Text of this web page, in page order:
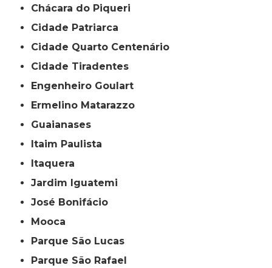
Chácara do Piqueri
Cidade Patriarca
Cidade Quarto Centenário
Cidade Tiradentes
Engenheiro Goulart
Ermelino Matarazzo
Guaianases
Itaim Paulista
Itaquera
Jardim Iguatemi
José Bonifácio
Mooca
Parque São Lucas
Parque São Rafael